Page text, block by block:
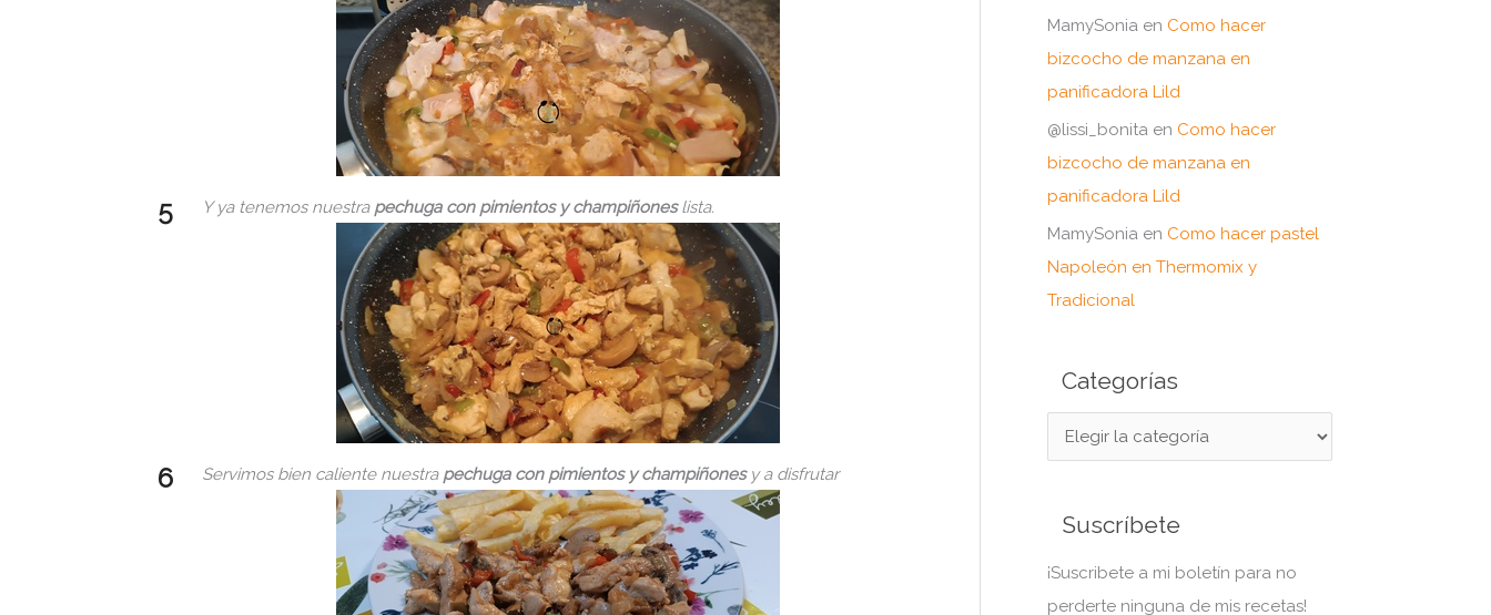
Y ya tenemos nuestrapechuga con pimientos y champiñoneslista.
Servimos bien caliente nuestrapechuga con pimientos y champiñonesy a disfrutar
MamySonia en Como hacer
bizcocho de manzana en
panificadora Lild
@lissi_bonita en Como hacer
bizcocho de manzana en
panificadora Lild
MamySonia en Como hacer pastel
Napoleón en Thermomix y
Tradicional
Categorías
a
Suscríbete
¡Suscribete a mi boletín para no
perderte ninguna de mis recetas!